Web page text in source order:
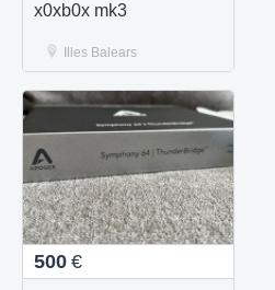
x0xb0x mk3
Illes Balears
500 €